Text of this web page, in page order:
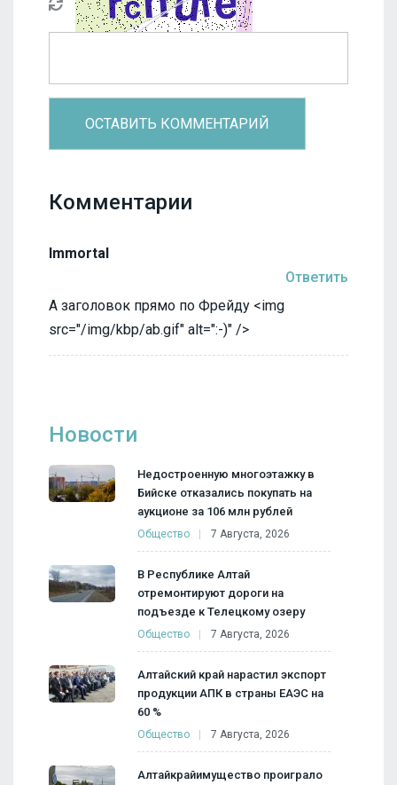
Комментарии
Immortal
Ответить
А заголовок прямо по Фрейду <img
src="/img/kbp/ab.gif" alt=":-)" />
Новости
Недостроенную многоэтажку в
Бийске отказались покупать на
аукционе за 106 млн рублей
Общество 7 Августа, 2026
В Республике Алтай
отремонтируют дороги на
подъезде к Телецкому озеру
Общество 7 Августа, 2026
Алтайский край нарастил экспорт
продукции АПК в страны ЕАЭС на
60 %
Общество 7 Августа, 2026
Алтайкрайимущество проиграло